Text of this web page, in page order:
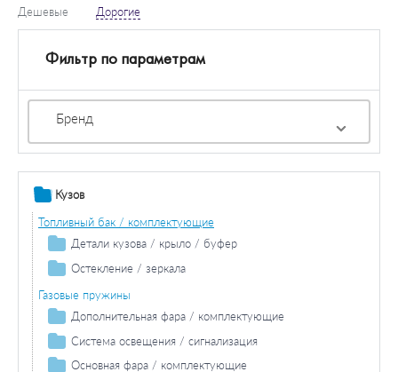
Дешевые
Дорогие
Фильтр по параметрам
Бренд
Кузов
Топливный бак / комплектующие
Детали кузова / крыло / буфер
Продольная / поперечная балка
Колесная ниша
Кронштейн батареи
Накладки порога / двери
Боковина
Остекление / зеркала
Зеркала
Газовые пружины
Дополнительная фара / комплектующие
Противотуманная фара / комплектующие
Противотуманная фара лампа накаливания
Фара дальнего света / комплектующие
Система освещения / сигнализация
Задний фонарь / комплектующие
Основная фара / комплектующие